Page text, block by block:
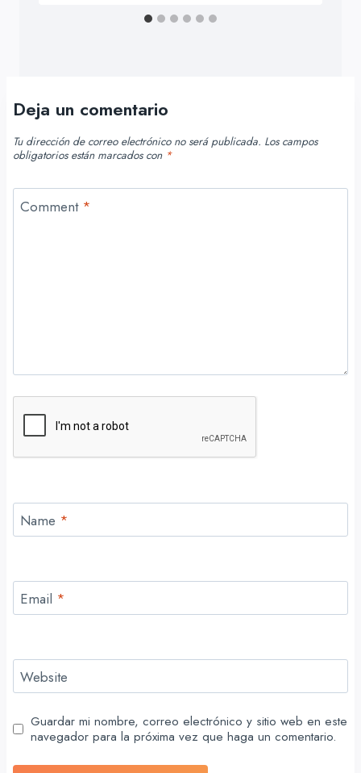
Deja un comentario
Tu dirección de correo electrónico no será publicada. Los campos
obligatorios están marcados con *
Comment *
Name *
Email *
Website
Guardar mi nombre, correo electrónico y sitio web en este
navegador para la próxima vez que haga un comentario.